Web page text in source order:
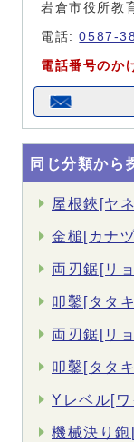
岩倉市役所教
電話:0587-
電話番号のか
同じ分類から
屋根鋏[ヤ
金槌[カナ
両刃鋸[リ
叩鑿[タタ
両刃鋸[リ
叩鑿[タタ
Yレベル[ワ
機械決り